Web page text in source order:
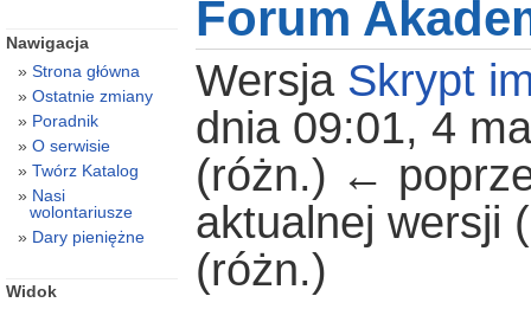
Forum
Wersja Skrypt
dnia 09:01, 4
(różn.) ←
aktualnej wersji
(różn.)
Nawigacja
Strona główna
Ostatnie zmiany
Poradnik
O serwisie
Twórz Katalog
Nasi
wolontariusze
Dary pieniężne
Widok